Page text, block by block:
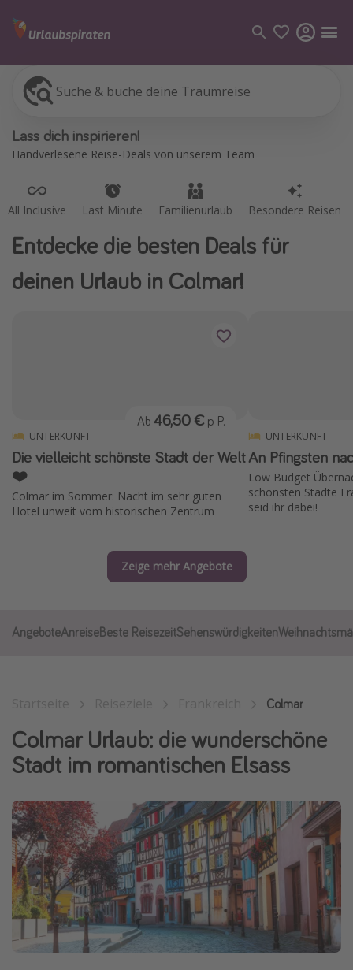
Suche & buche deine Traumreise
Lass dich inspirieren!
Handverlesene Reise-Deals von unserem Team
All Inclusive Last Minute Familienurlaub Besondere Reisen
All Inclusive
Flüge
Pauschalreisen
Kefalonia Urlaub
Krabi Urlaub
Tulum Urlaub
Alle Reisethemen
Wochenendtrip
Singlereisen
Strandurlaub
Gruppenreisen
Hotels in Hamburg
Hotels in Amsterdam
Hotels am Achensee
Weitere Themen
Reise Journal
Entdecke die besten Deals für
deinen Urlaub in Colmar!
UNTERKUNFT
Die vielleicht schönste Stadt der Welt
❤️
Colmar im Sommer: Nacht im sehr guten
Hotel unweit vom historischen Zentrum
Ab 46,50 € p. P.
UNTERKUNFT
An Pfingsten
Low Budget
schönsten Städte
seid ihr dabei!
Zeige mehr Angebote
AngeboteAnreiseBeste ReisezeitSehenswürdigkeiten
Colmar
Colmar Urlaub: die wunderschöne
Stadt im romantischen Elsass